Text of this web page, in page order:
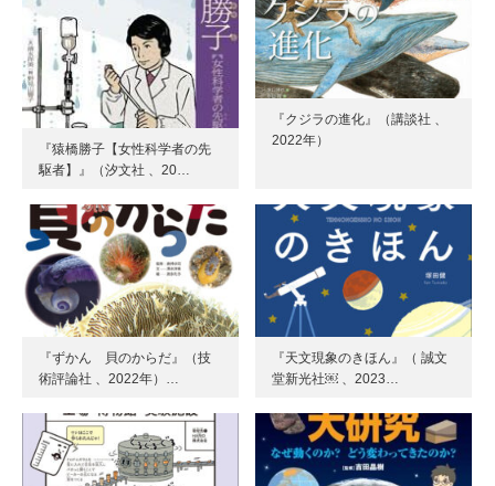
『猿橋勝子【女性科学者の先
駆者】』（汐文社 、20…
『クジラの進化』（講談社 、
2022年）
『ずかん 貝のからだ』（技
術評論社 、2022年）…
『天文現象のきほん』（ 誠文
堂新光社￼ 、2023…